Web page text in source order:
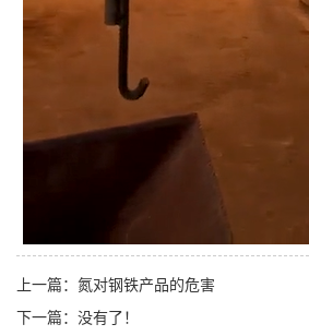
上一篇： 氮对钢铁产品的危害
下一篇： 没有了！